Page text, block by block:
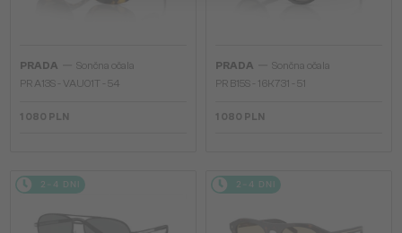
PRADA
Sončna očala
PR A13S - VAU01T - 54
1 080 PLN
PRADA
Sončna očala
PR B15S - 16K731 - 51
1 080 PLN
2-4 DNI 2-4 DNI